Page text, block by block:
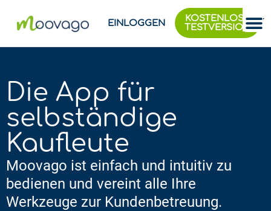
EINLOGGEN
KOSTENLOSE
TESTVERSION
Die App für
selbständige
Kaufleute
Moovago ist einfach und intuitiv zu
bedienen und vereint alle Ihre
Werkzeuge zur Kundenbetreuung.